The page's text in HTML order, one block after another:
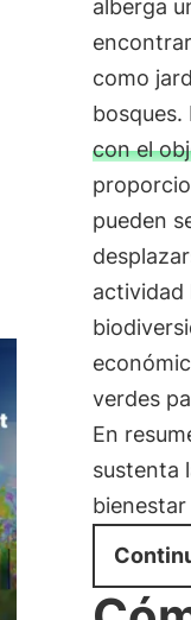
alberga
como
bosques.
con el
pueden
actividad
verdes
En
sustenta